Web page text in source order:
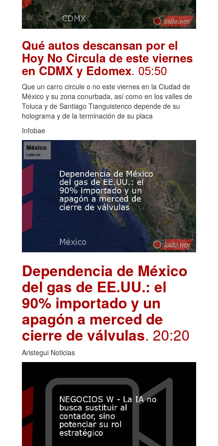
Qué autos descansan por el
Hoy No Circula de este viernes
en CDMX y Edomex. 05:50
Que un carro circule o no este viernes en la Ciudad de
México y su zona conurbada, así como en los valles de
Toluca y de Santiago Tianguistenco depende de su
holograma y de la terminación de su placa
Infobae
Dependencia de México
del gas de EE.UU.: el
90% importado y un
apagón a merced de
cierre de válvulas. 20:20
Aristegui Noticias